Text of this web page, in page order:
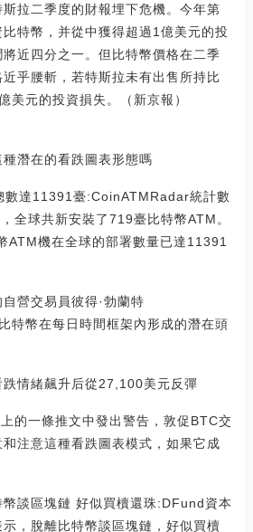
拉二季度的財報埋下危機。今年第
特幣，并從中獲得超過1億美元的投
近四分之一。但比特幣價格在二季
乎腰斬，若特斯拉未有出售所持比
美元的投資損失。（新京報）
潛在的看跌圖表形態嗎
數達11391臺:CoinATMRadar統計數
全球共新安裝了719臺比特幣ATM。
ATM機在全球的部署數量已達11391
營交易員彼得·勃蘭特
特幣在每日時間框架內形成的潛在頭
情緒飆升后從27,100美元反彈
的一條推文中發出警告，敦促BTC交
注意這種看跌圖表模式，如果它成
談區塊鏈 好似買櫝還珠:DFund資本
，脫離比特幣談區塊鏈，好似買櫝